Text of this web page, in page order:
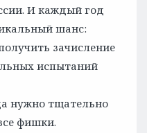
И каждый год
шанс:
зачисление
испытаний
нужно тщательно
фишки.